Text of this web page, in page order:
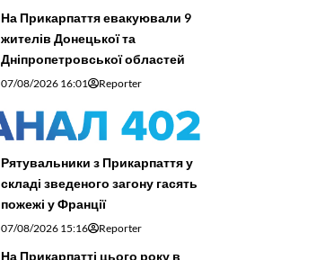
На Прикарпаття евакуювали 9
жителів Донецької та
Дніпропетровської областей
07/08/2026 16:01 Reporter
Рятувальники з Прикарпаття у
складі зведеного загону гасять
пожежі у Франції
07/08/2026 15:16 Reporter
На Прикарпатті цього року в